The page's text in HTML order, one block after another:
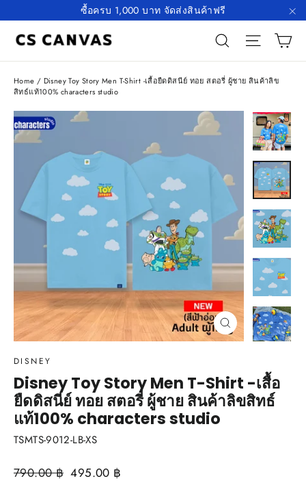
to
content
ซื้อครบ 1,000 บาท จัดส่งสินค้าฟรี
SearchSite
Home / Disney Toy Story Men T-Shirt -เสื้อยืดดิสนีย์ ทอย สตอรี่ ผู้ชาย สินค้าลิข
สิทธ์แท้100% characters studio
Close
(esc)
DISNEY
Disney Toy Story Men T-Shirt -เสื้อ
ยืดดิสนีย์ ทอย สตอรี่ ผู้ชาย สินค้าลิขสิทธ์
แท้100% characters studio
TSMTS-9012-LB-XS
Regular
790.00 ฿ Sale
495.00 ฿